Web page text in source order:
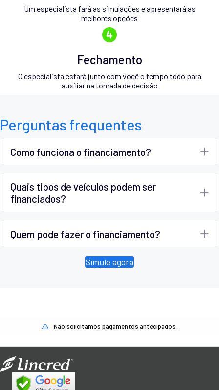
Um especialista fará as simulações e apresentará as
melhores opções
Fechamento
O especialista estará junto com você o tempo todo para
auxiliar na tomada de decisão
Perguntas frequentes
Como funciona o financiamento?
Quais tipos de veículos podem ser
financiados?
Quem pode fazer o financiamento?
Simule agora
Não solicitamos pagamentos antecipados.